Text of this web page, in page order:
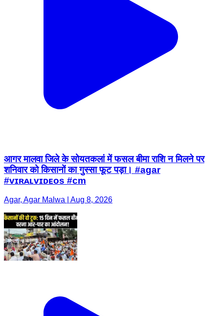
आगर मालवा जिले के सोयतकलां में फसल बीमा राशि न मिलने पर
शनिवार को किसानों का गुस्सा फूट पड़ा। #agar
#ᴠɪʀᴀʟᴠɪᴅᴇᴏs #cm
Agar, Agar Malwa | Aug 8, 2026